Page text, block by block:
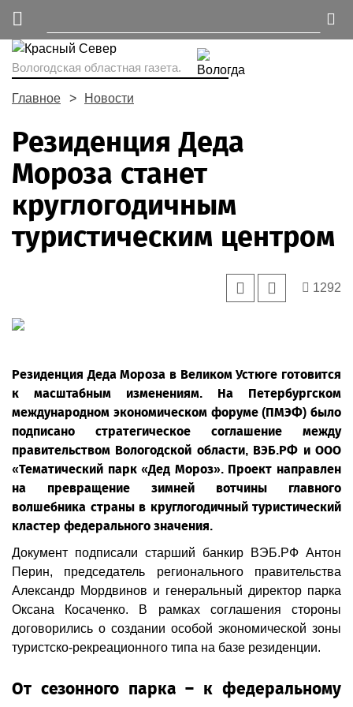
Вологодская областная газета.
Главное Новости
Резиденция Деда
Мороза станет
круглогодичным
туристическим центром
1292
Резиденция Деда Мороза в Великом Устюге готовится
к масштабным изменениям. На Петербургском
международном экономическом форуме (ПМЭФ) было
подписано стратегическое соглашение между
правительством Вологодской области, ВЭБ.РФ и ООО
«Тематический парк «Дед Мороз». Проект направлен
на превращение зимней вотчины главного
волшебника страны в круглогодичный туристический
кластер федерального значения.
Документ подписали старший банкир ВЭБ.РФ Антон
Перин, председатель регионального правительства
Александр Мордвинов и генеральный директор парка
Оксана Косаченко. В рамках соглашения стороны
договорились о создании особой экономической зоны
туристско-рекреационного типа на базе резиденции.
От сезонного парка – к федеральному